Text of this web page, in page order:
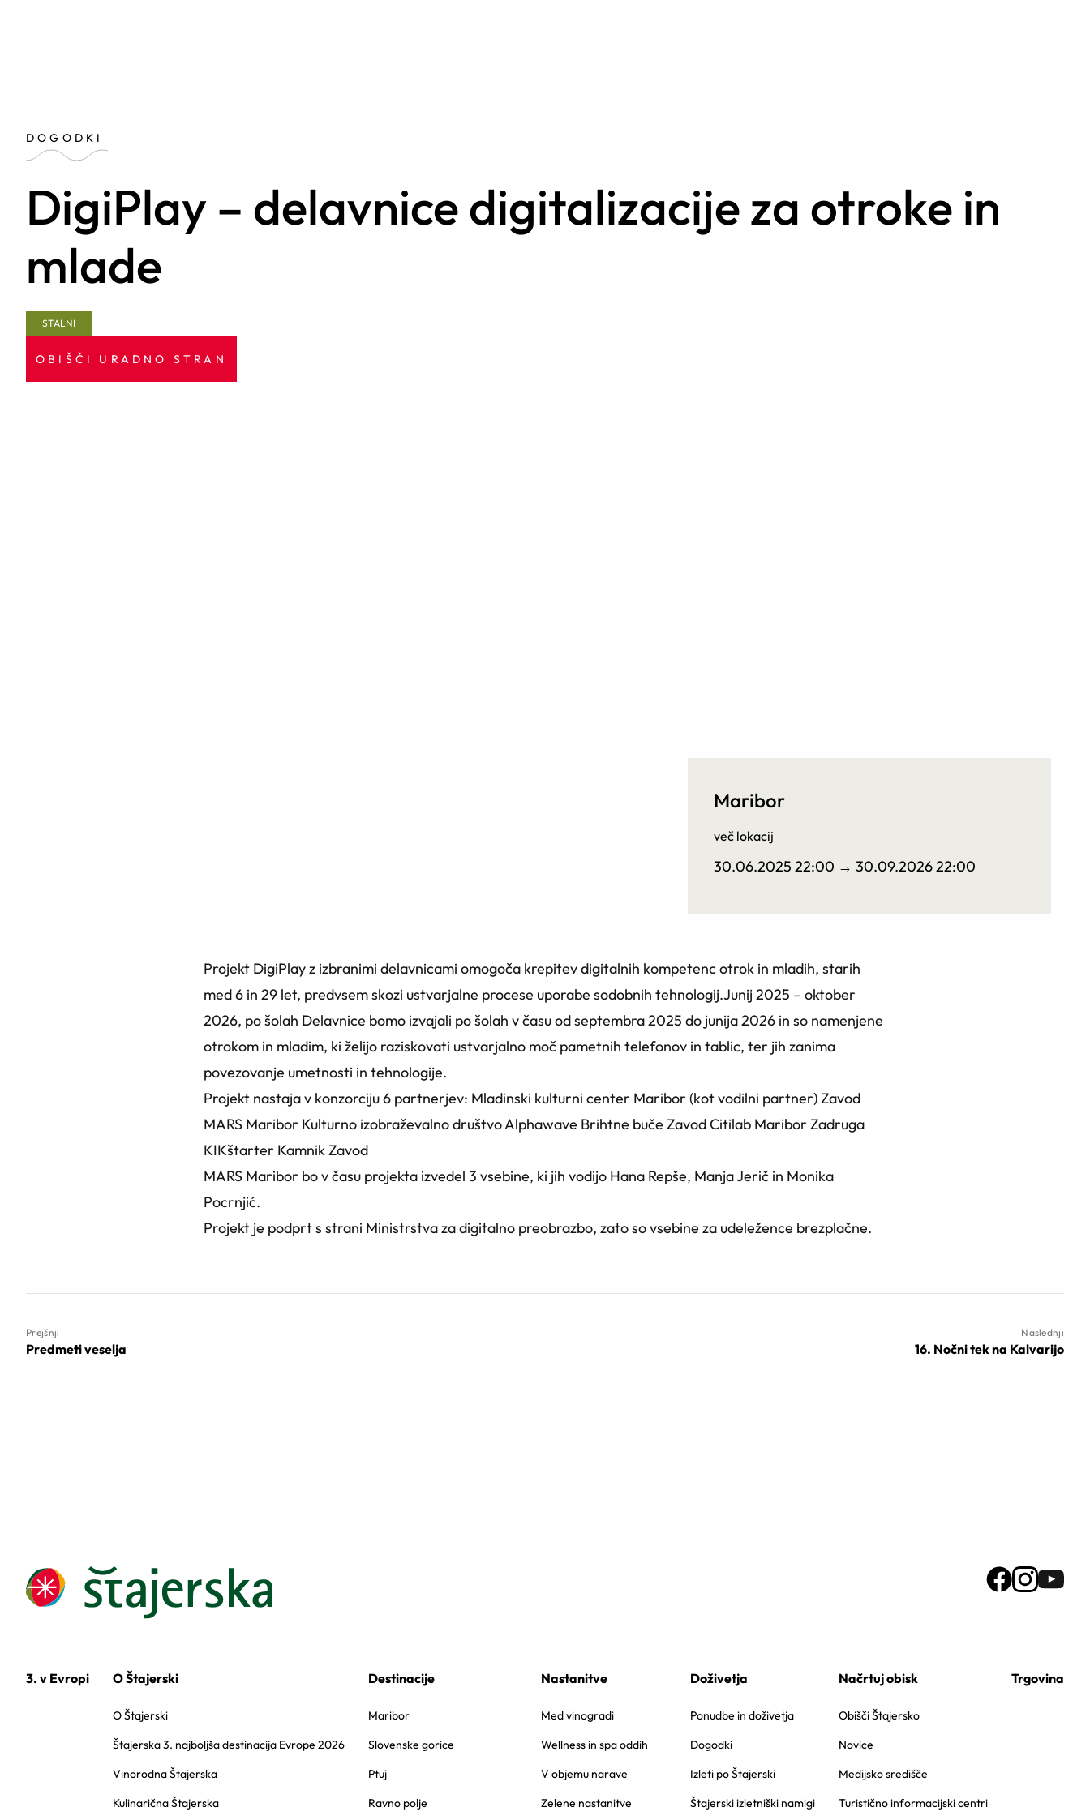
DOGODKI
DigiPlay – delavnice digitalizacije za otroke in
mlade
STALNI
OBIŠČI URADNO STRAN
Maribor
več lokacij
30.06.2025 22:00 → 30.09.2026 22:00
Projekt DigiPlay z izbranimi delavnicami omogoča krepitev digitalnih kompetenc otrok in mladih, starih
med 6 in 29 let, predvsem skozi ustvarjalne procese uporabe sodobnih tehnologij.Junij 2025 – oktober
2026, po šolah Delavnice bomo izvajali po šolah v času od septembra 2025 do junija 2026 in so namenjene
otrokom in mladim, ki želijo raziskovati ustvarjalno moč pametnih telefonov in tablic, ter jih zanima
povezovanje umetnosti in tehnologije.
Projekt nastaja v konzorciju 6 partnerjev: Mladinski kulturni center Maribor (kot vodilni partner) Zavod
MARS Maribor Kulturno izobraževalno društvo Alphawave Brihtne buče Zavod Citilab Maribor Zadruga
KIKštarter Kamnik Zavod
MARS Maribor bo v času projekta izvedel 3 vsebine, ki jih vodijo Hana Repše, Manja Jerič in Monika
Pocrnjić.
Projekt je podprt s strani Ministrstva za digitalno preobrazbo, zato so vsebine za udeležence brezplačne.
Prejšnji
Predmeti veselja
Naslednji
16. Nočni tek na Kalvarijo
3. v Evropi O Štajerski
O Štajerski
Štajerska 3. najboljša destinacija Evrope 2026
Vinorodna Štajerska
Kulinarična Štajerska
Destinacije
Maribor
Slovenske gorice
Ptuj
Ravno polje
Nastanitve
Med vinogradi
Wellness in spa oddih
V objemu narave
Zelene nastanitve
Doživetja
Ponudbe in doživetja
Dogodki
Izleti po Štajerski
Štajerski izletniški namigi
Načrtuj obisk
Obišči Štajersko
Novice
Medijsko središče
Turistično informacijski centri
Trgovina